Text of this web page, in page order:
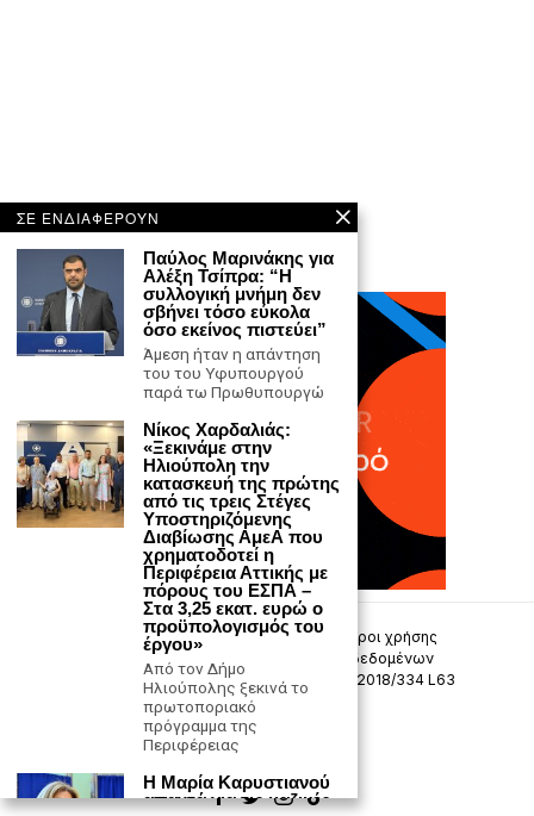
Επικοινωνία Πολιτική Απορρήτου
Όροι χρήσης
Πολιτική προστασίας προσωπικών δεδομένων
Δήλωση συμμόρφωσης -σύσταση (ΕΕ) 2018/334 L63
Μ.Η.Τ. 242033
ΣΕ ΕΝΔΙΑΦΕΡΟΥΝ
Παύλος Μαρινάκης για
Αλέξη Τσίπρα: “Η
συλλογική μνήμη δεν
σβήνει τόσο εύκολα
όσο εκείνος πιστεύει”
Άμεση ήταν η απάντηση
του του Υφυπουργού
παρά τω Πρωθυπουργώ
Νίκος Χαρδαλιάς:
«Ξεκινάμε στην
Ηλιούπολη την
κατασκευή της πρώτης
από τις τρεις Στέγες
Υποστηριζόμενης
Διαβίωσης ΑμεΑ που
χρηματοδοτεί η
Περιφέρεια Αττικής με
πόρους του ΕΣΠΑ –
Στα 3,25 εκατ. ευρώ ο
προϋπολογισμός του
έργου»
Από τον Δήμο
Ηλιούπολης ξεκινά το
πρωτοποριακό
πρόγραμμα της
Περιφέρειας
Η Μαρία Καρυστιανού
απαντά για τις μαζικές